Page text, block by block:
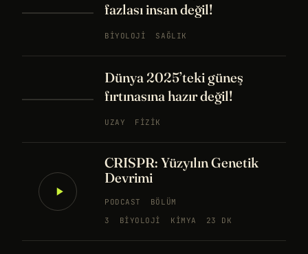
fazlası insan değil!
BIYOLOJI SAĞLIK
Dünya 2025’teki güneş
fırtınasına hazır değil!
UZAY FIZIK
CRISPR: Yüzyılın Genetik
Devrimi
PODCAST
BÖLÜM
3
BIYOLOJI KIMYA 23 DK